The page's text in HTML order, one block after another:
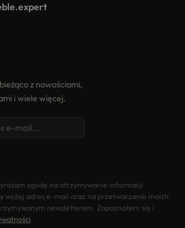
z nowościami,
i wiele więcej.
zgodę na otrzymywanie informacji
wyżej adres e-mail oraz na przetwarzanie moich
newsletterem. Zapoznałem się i